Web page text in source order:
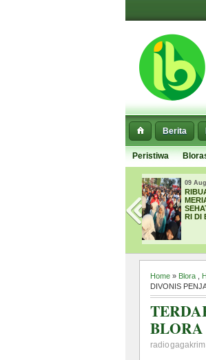
Berita
Peristiwa
MERIAHKAN JALAN
SEHAT HUT KE-81
Home » Blora
DIVONIS